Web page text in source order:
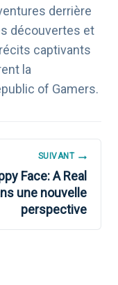
derrière
découvertes et
captivants
la
of Gamers.
SUIVANT
Face: A Real
une nouvelle
perspective